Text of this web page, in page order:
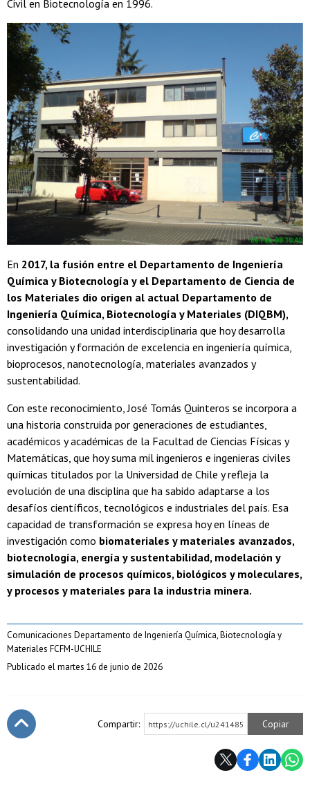
Civil en Biotecnología en 1996.
En 2017, la fusión entre el Departamento de Ingeniería
Química y Biotecnología y el Departamento de Ciencia de
los Materiales dio origen al actual Departamento de
Ingeniería Química, Biotecnología y Materiales (DIQBM),
consolidando una unidad interdisciplinaria que hoy desarrolla
investigación y formación de excelencia en ingeniería química,
bioprocesos, nanotecnología, materiales avanzados y
sustentabilidad.
Con este reconocimiento, José Tomás Quinteros se incorpora a
una historia construida por generaciones de estudiantes,
académicos y académicas de la Facultad de Ciencias Físicas y
Matemáticas, que hoy suma mil ingenieros e ingenieras civiles
químicas titulados por la Universidad de Chile y refleja la
evolución de una disciplina que ha sabido adaptarse a los
desafíos científicos, tecnológicos e industriales del país. Esa
capacidad de transformación se expresa hoy en líneas de
investigación como biomateriales y materiales avanzados,
biotecnología, energía y sustentabilidad, modelación y
simulación de procesos químicos, biológicos y moleculares,
y procesos y materiales para la industria minera.
Comunicaciones Departamento de Ingeniería Química, Biotecnología y
Materiales FCFM-UCHILE
Publicado el martes 16 de junio de 2026
Compartir: https://uchile.cl/u241485 Copiar